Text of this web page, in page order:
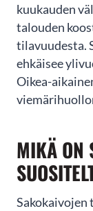
kuukauden
talouden
tilavuudesta.
ehkäisee
Oikea-
MIKÄ ON
Sakokaivojen
Oletko
Jätä